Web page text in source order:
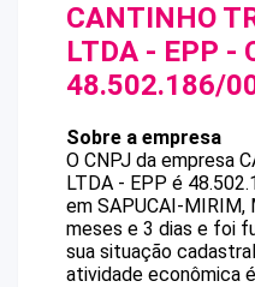
CANTINHO
LTDA - EPP -
48.502.186/
Sobre a empresa
O CNPJ da empresa
LTDA - EPP é
em SAPUCAI-MIRIM,
meses e 3 dias e foi
sua situação
atividade econômica